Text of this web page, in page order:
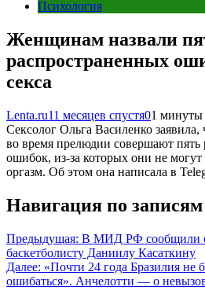
Психология
Женщинам назвали
распространенных
секса
Lenta.ru11 месяцев спустя01 минуты
Сексолог Ольга Василенко
во время прелюдии совершают пять
ошибок, из-за которых они не могут
оргазм. Об этом она написала в
Навигация по записям
Предыдущая: В МИД РФ сообщили
баскетболисту Даниилу Касаткину
Далее: «Почти 24 года Бразилия не
ошибаться». Анчелотти — о